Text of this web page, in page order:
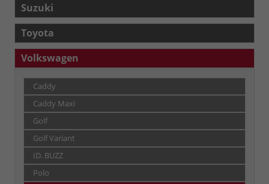
Suzuki
Toyota
Volkswagen
Caddy
Caddy Maxi
Golf
Golf Variant
ID. BUZZ
Polo